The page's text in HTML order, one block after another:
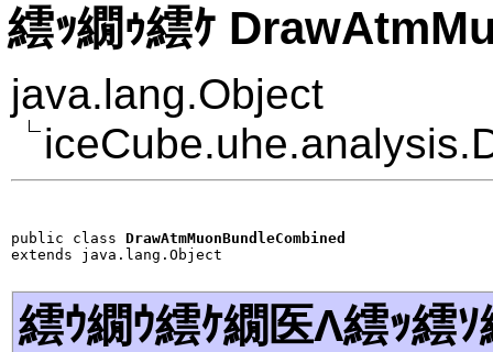
繧ｯ繝ｩ繧ｹ
java.lang.Object
public class DrawAtmMuonBundleCombined
extends java.lang.Object
繧ｳ繝ｳ繧ｹ繝医Λ繧ｯ繧